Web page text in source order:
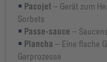
Pacojet – Gerät zum
Sorbets
Passe-sauce –
Plancha – Eine flache
Garprozesse